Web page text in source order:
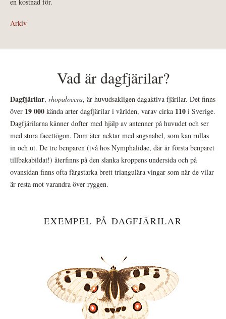
Arkiv
Vad är dagfjärilar?
Dagfjärilar, rhopalocera, är huvudsakligen dagaktiva fjärilar. Det finns
över 19 000 kända arter dagfjärilar i världen, varav cirka 110 i Sverige.
Dagfjärilarna känner dofter med hjälp av antenner på huvudet och ser
med stora facettögon. Dom äter nektar med sugsnabel, som kan rullas
in och ut. De tre benparen (två hos Nymphalidae, där är första benparet
tillbakabildat!) återfinns på den slanka kroppens undersida och på
ovansidan finns ofta färgstarka brett triangulära vingar som när de vilar
är resta mot varandra över ryggen.
EXEMPEL PÅ DAGFJÄRILAR